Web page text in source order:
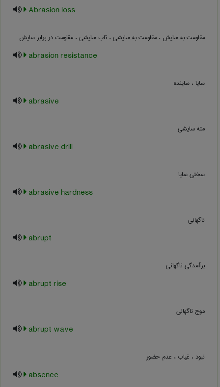
Abrasion loss
مقاومت به سایش ، مقاومت به سایشی ، تاب سایشی ، مقاومت در برابر سایش
abrasion resistance
سایا ، ساینده
abrasive
مته سایشی
abrasive drill
سختی سایا
abrasive hardness
ناگهانی
abrupt
برآمدگی ناگهانی
abrupt rise
موج ناگهانی
abrupt wave
نبود ، غیاب ، عدم حضور
absence